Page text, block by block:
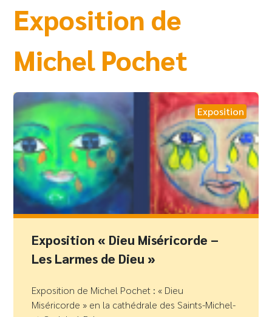
Exposition de
Michel Pochet
Exposition
Exposition « Dieu Miséricorde –
Les Larmes de Dieu »
Exposition de Michel Pochet : « Dieu
Miséricorde » en la cathédrale des Saints-Michel-